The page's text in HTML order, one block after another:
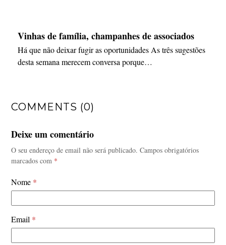
Vinhas de família, champanhes de associados
Há que não deixar fugir as oportunidades As três sugestões
desta semana merecem conversa porque…
COMMENTS (0)
Deixe um comentário
O seu endereço de email não será publicado. Campos obrigatórios
marcados com *
Nome *
Email *